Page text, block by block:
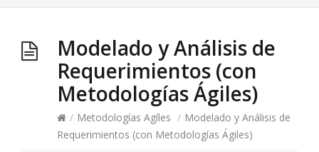
Modelado y Análisis de
Requerimientos (con
Metodologías Ágiles)
/ Metodologías Agíles / Modelado y Análisis de
Requerimientos (con Metodologías Ágiles)